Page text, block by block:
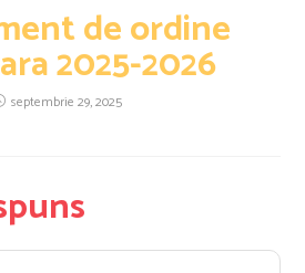
de ordine
2025-2026
septembrie 29, 2025